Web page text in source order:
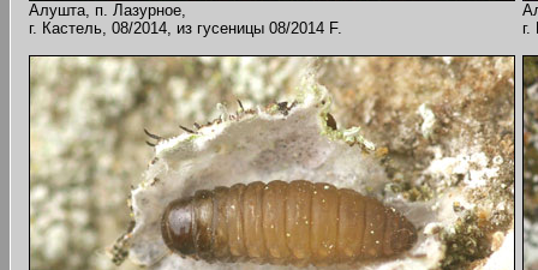
Алушта, п. Лазурное,
г. Кастель, 08/2014, из гусеницы 08/2014 F.